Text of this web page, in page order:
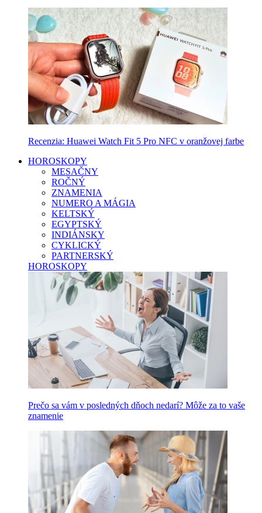
Recenzia: Huawei Watch Fit 5 Pro NFC v oranžovej farbe
HOROSKOPY
MESAČNY
ROČNÝ
ZNAMENIA
NUMERO A MÁGIA
KELTSKÝ
EGYPTSKÝ
INDIÁNSKY
CYKLICKÝ
PARTNERSKÝ
HOROSKOPY
Prečo sa vám v posledných dňoch nedarí? Môže za to vaše
znamenie